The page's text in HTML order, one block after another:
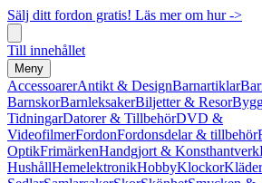
Sälj ditt fordon gratis! Läs mer om hur ->
Till innehållet
Meny
AccessoarerAntikt & DesignBarnartiklar
BarnskorBarnleksakerBiljetter & Resor
TidningarDatorer & TillbehörDVD &
VideofilmerFordonFordonsdelar & tillbehör
OptikFrimärkenHandgjort & Konsthantverk
HushållHemelektronikHobbyKlockorKläder